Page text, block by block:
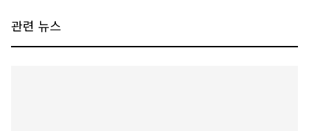
관련 뉴스